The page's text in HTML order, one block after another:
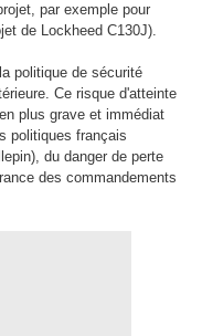
par exemple pour
de Lockheed C130J).
politique de sécurité
Ce risque d'atteinte
plus grave et immédiat
politiques français
du danger de perte
des commandements